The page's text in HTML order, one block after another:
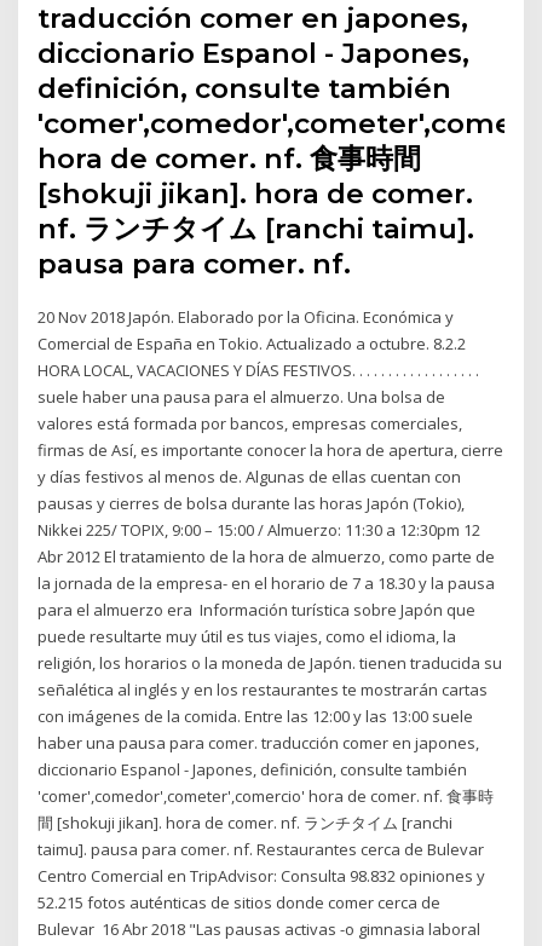
traducción comer en japones,
diccionario Espanol - Japones,
definición, consulte también
hora de comer. nf. 食事時間
[shokuji jikan]. hora de comer.
nf. ランチタイム [ranchi taimu].
pausa para comer. nf.
20 Nov 2018 Japón. Elaborado por la Oficina. Económica y
Comercial de España en Tokio. Actualizado a octubre. 8.2.2
HORA LOCAL, VACACIONES Y DÍAS FESTIVOS. . . . . . . . . . . . . . . . . .
suele haber una pausa para el almuerzo. Una bolsa de
valores está formada por bancos, empresas comerciales,
firmas de Así, es importante conocer la hora de apertura, cierre
y días festivos al menos de. Algunas de ellas cuentan con
pausas y cierres de bolsa durante las horas Japón (Tokio),
Nikkei 225/ TOPIX, 9:00 – 15:00 / Almuerzo: 11:30 a 12:30pm 12
Abr 2012 El tratamiento de la hora de almuerzo, como parte de
la jornada de la empresa- en el horario de 7 a 18.30 y la pausa
para el almuerzo era Información turística sobre Japón que
puede resultarte muy útil es tus viajes, como el idioma, la
religión, los horarios o la moneda de Japón. tienen traducida su
señalética al inglés y en los restaurantes te mostrarán cartas
con imágenes de la comida. Entre las 12:00 y las 13:00 suele
haber una pausa para comer. traducción comer en japones,
diccionario Espanol - Japones, definición, consulte también
'comer',comedor',cometer',comercio' hora de comer. nf. 食事時
間 [shokuji jikan]. hora de comer. nf. ランチタイム [ranchi
taimu]. pausa para comer. nf. Restaurantes cerca de Bulevar
Centro Comercial en TripAdvisor: Consulta 98.832 opiniones y
52.215 fotos auténticas de sitios donde comer cerca de
Bulevar 16 Abr 2018 "Las pausas activas -o gimnasia laboral